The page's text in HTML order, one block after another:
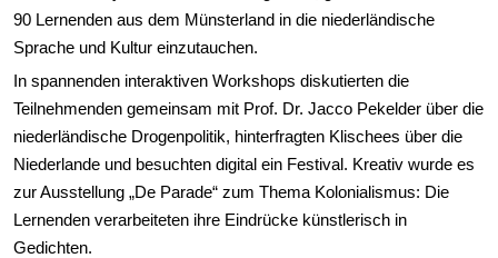
90 Lernenden aus dem Münsterland in die niederländische
Sprache und Kultur einzutauchen.
In spannenden interaktiven Workshops diskutierten die
Teilnehmenden gemeinsam mit Prof. Dr. Jacco Pekelder über die
niederländische Drogenpolitik, hinterfragten Klischees über die
Niederlande und besuchten digital ein Festival. Kreativ wurde es
zur Ausstellung „De Parade“ zum Thema Kolonialismus: Die
Lernenden verarbeiteten ihre Eindrücke künstlerisch in
Gedichten.